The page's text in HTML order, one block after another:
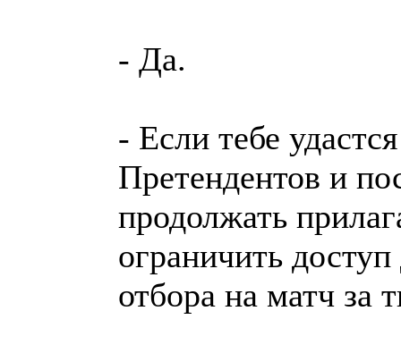
- Да.
- Если тебе
Претендентов и
продолжать
ограничить
отбора на матч за